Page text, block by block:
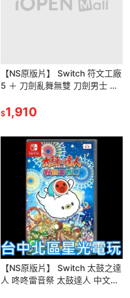
【NS原版片】 Switch 符文工廠
5 ＋ 刀劍亂舞無雙 刀劍男士 爆
光電玩】
$1,910
【NS原版片】 Switch 太鼓之達
人 咚咚雷音祭 太鼓達人 中文版